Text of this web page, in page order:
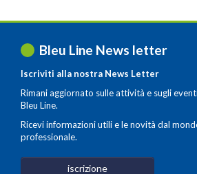
Bleu Line News letter
Iscriviti alla nostra News Letter
Rimani aggiornato sulle attività e sugli
Bleu Line.
Ricevi informazioni utili e le novità dal
professionale.
iscrizione